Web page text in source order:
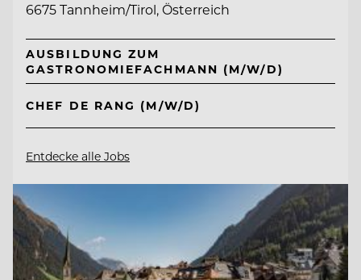
6675 Tannheim/Tirol, Österreich
AUSBILDUNG ZUM
GASTRONOMIEFACHMANN (M/W/D)
CHEF DE RANG (M/W/D)
Entdecke alle Jobs